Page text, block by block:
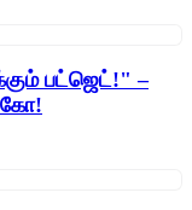
பட்ஜெட்!" –